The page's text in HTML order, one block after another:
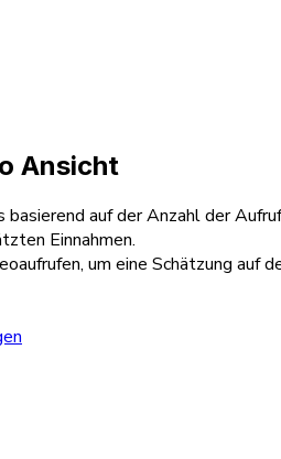
Ansicht
auf der Anzahl der
Einnahmen.
um eine Schätzung auf